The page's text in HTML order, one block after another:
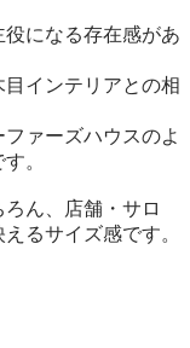
になる存在感があ
インテリアとの相
ァーズハウスのよ
。
ん、店舗・サロ
るサイズ感です。